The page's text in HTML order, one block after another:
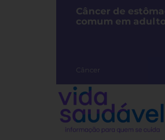
Câncer de
comum em
Câncer